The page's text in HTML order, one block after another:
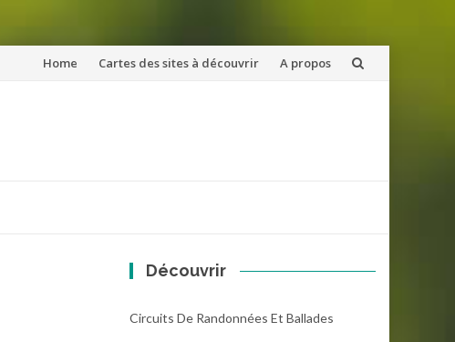
Aller
Home Cartes des sites à découvrir A propos
Découvrir
Circuits De Randonnées Et Ballades